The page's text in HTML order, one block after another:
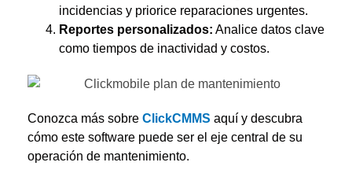
incidencias y priorice reparaciones urgentes.
Reportes personalizados: Analice datos clave
como tiempos de inactividad y costos.
Conozca más sobre ClickCMMS aquí y descubra
cómo este software puede ser el eje central de su
operación de mantenimiento.